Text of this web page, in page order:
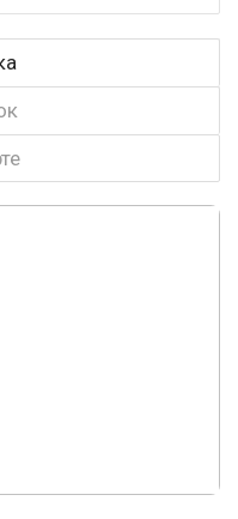
Школа
У леса Бизнес